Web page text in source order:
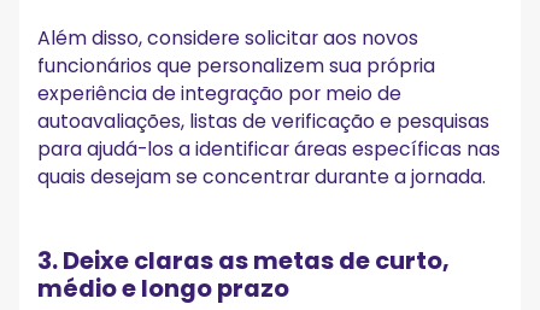
Além disso, considere solicitar aos novos
funcionários que personalizem sua própria
experiência de integração por meio de
autoavaliações, listas de verificação e pesquisas
para ajudá-los a identificar áreas específicas nas
quais desejam se concentrar durante a jornada.
3. Deixe claras as metas de curto,
médio e longo prazo